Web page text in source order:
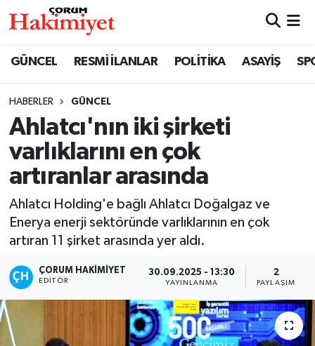
GÜNCEL RESMİ İLANLAR POLİTİKA ASAYİŞ
HABERLER GÜNCEL
Ahlatcı'nın iki şirketi
varlıklarını en çok
artıranlar arasında
Ahlatcı Holding'e bağlı Ahlatcı Doğalgaz ve
Enerya enerji sektöründe varlıklarının en çok
artıran 11 şirket arasında yer aldı.
ÇORUM HAKIMIYET
EDITÖR
30.09.2025 - 13:30
YAYINLANMA
2
PAYLAŞIM
SAĞLIK
ASAYİŞ
EKONOMİ
GÜNCEL
AKTÜEL
EĞİTİM
İLÇELER
Nöbetçi Eczaneler
Çorum Namaz Vakitleri
Trafik Durumu
Süper Lig Puan Durumu ve Fikstür
Tüm Manşetler
Son Dakika Haberleri
Haber Arşivi